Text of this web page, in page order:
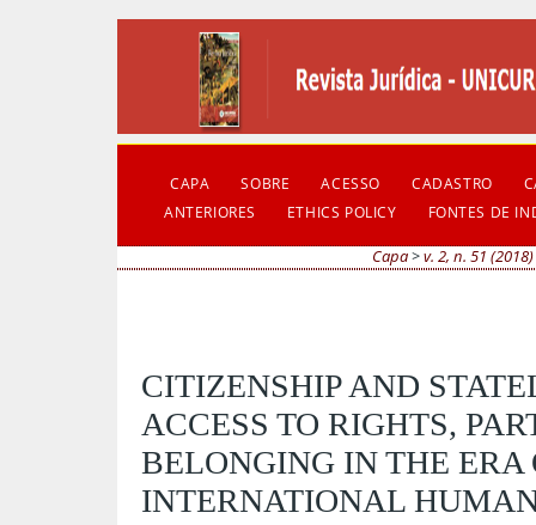
CAPA SOBRE ACESSO CADASTRO
ANTERIORES
ETHICS POLICY FONTES DE
Capa>v. 2, n. 51 (2018)
CITIZENSHIP AND
ACCESS TO RIGHTS,
BELONGING IN THE ERA
INTERNATIONAL